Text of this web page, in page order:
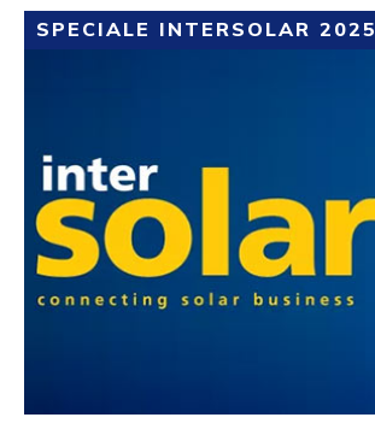
SPECIALE INTERSOLAR 2025